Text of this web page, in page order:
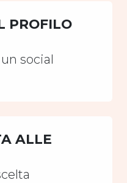
PROFILO
social
ALLE